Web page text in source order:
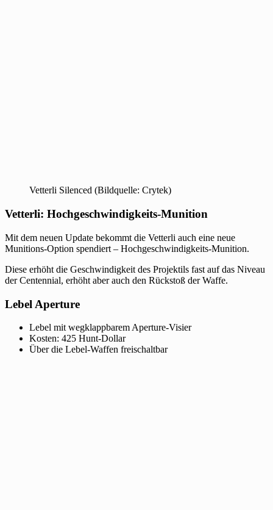
Vetterli Silenced (Bildquelle: Crytek)
Vetterli: Hochgeschwindigkeits-Munition
Mit dem neuen Update bekommt die Vetterli auch eine neue
Munitions-Option spendiert – Hochgeschwindigkeits-Munition.
Diese erhöht die Geschwindigkeit des Projektils fast auf das Niveau
der Centennial, erhöht aber auch den Rückstoß der Waffe.
Lebel Aperture
Lebel mit wegklappbarem Aperture-Visier
Kosten: 425 Hunt-Dollar
Über die Lebel-Waffen freischaltbar